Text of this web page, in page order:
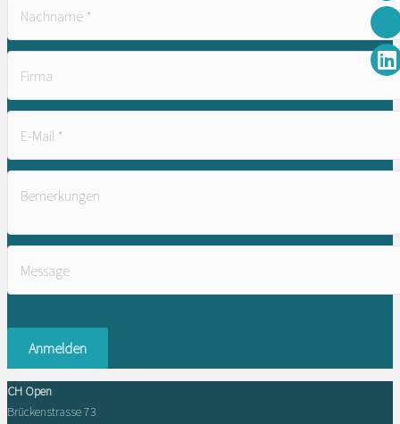
Nachname *
Firma
E-Mail *
Bemerkungen
Message
Anmelden
CH Open
Brückenstrasse 73